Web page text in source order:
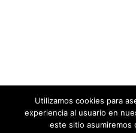
Utilizamos cookies para
experiencia al usuario en
este sitio asumiremos